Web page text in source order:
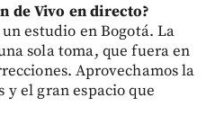
de Vivo en directo?
estudio en Bogotá. La
sola toma, que fuera en
Aprovechamos la
y el gran espacio que